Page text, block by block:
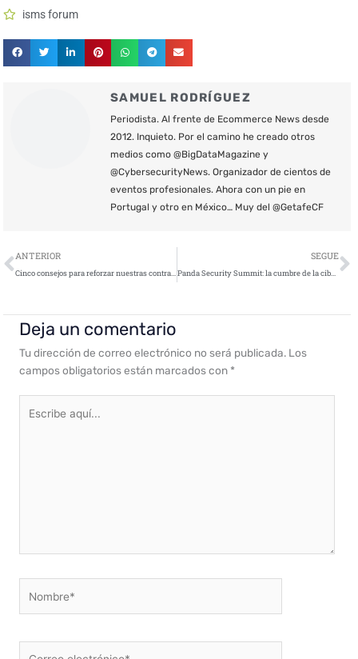
isms forum
SAMUEL RODRÍGUEZ
Periodista. Al frente de Ecommerce News desde
2012. Inquieto. Por el camino he creado otros
medios como @BigDataMagazine y
@CybersecurityNews. Organizador de cientos de
eventos profesionales. Ahora con un pie en
Portugal y otro en México… Muy del @GetafeCF
Ant
ANTERIOR
Cinco consejos para reforzar nuestras contraseñas
SEGUE
Panda Security Summit: la cumbre de la ciberseguridad avanzada
Deja un comentario
Tu dirección de correo electrónico no será publicada. Los
campos obligatorios están marcados con *
aquí...